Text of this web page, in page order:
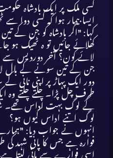
کسی ملک پر ایک بادشاہ
ایسا بیمار ہوا کہ کسی دوا
کہا: ”اگر بادشاہ کو جن کے
کھلائے جائیں تو ہ ٹھیک
لائے کون؟ آخر دوردیس سے
جن کے تین سونے کے بال
دور ایک پہاڑ پر اپنی نانی کے
طرف چل پڑا۔ چلتے چلتے وہ
کے لوگ بہت اداس تھے۔
لوگ اتنے اداس کیوں ہو؟
انہوں نے جواب دیا:
فوارہ ہے جس کا پانی شہد کی
اسی فوارے سے پانی لیتا